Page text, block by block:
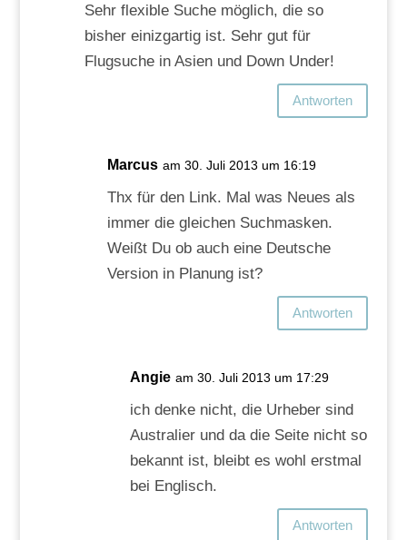
Sehr flexible Suche möglich, die so
bisher einizgartig ist. Sehr gut für
Flugsuche in Asien und Down Under!
Antworten
Marcus am 30. Juli 2013 um 16:19
Thx für den Link. Mal was Neues als
immer die gleichen Suchmasken.
Weißt Du ob auch eine Deutsche
Version in Planung ist?
Antworten
Angie am 30. Juli 2013 um 17:29
ich denke nicht, die Urheber sind
Australier und da die Seite nicht so
bekannt ist, bleibt es wohl erstmal
bei Englisch.
Antworten